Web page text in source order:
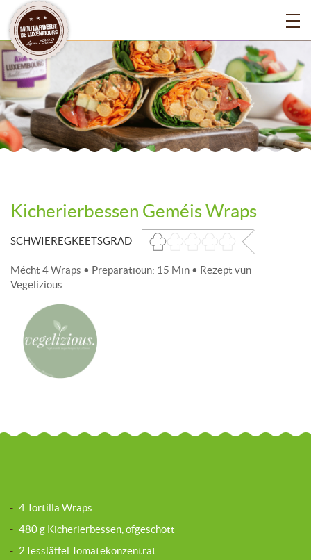
Kicherierbessen Geméis Wraps
SCHWIEREGKEETSGRAD
Mécht 4 Wraps • Preparatioun: 15 Min • Rezept vun
Vegelizious
- 4 Tortilla Wraps
- 480 g Kicherierbessen, ofgeschott
- 2 Iessläffel Tomatekonzentrat